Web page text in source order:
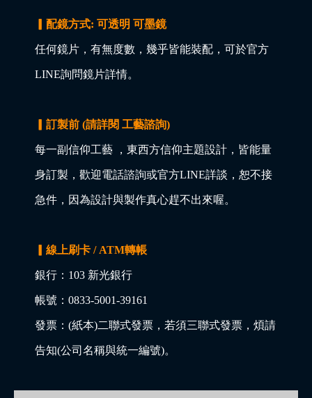
▎配鏡方式: 可透明 可墨鏡
任何鏡片，有無度數，幾乎皆能裝配，可於官方
LINE詢問鏡片詳情。
▎訂製前 (請詳閱 工藝諮詢)
每一副信仰工藝 ，東西方信仰主題設計，皆能量
身訂製，歡迎電話諮詢或官方LINE詳談，恕不接
急件，因為設計與製作真心趕不出來喔。
▎線上刷卡 / ATM轉帳
銀行：103 新光銀行
帳號：0833-5001-39161
發票：(紙本)二聯式發票，若須三聯式發票，煩請
告知(公司名稱與統一編號)。